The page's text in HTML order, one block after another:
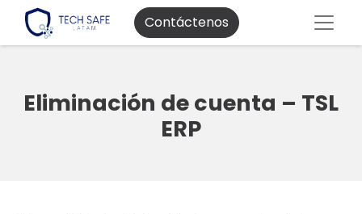
Contáctenos
Eliminación de cuenta – TSL
ERP